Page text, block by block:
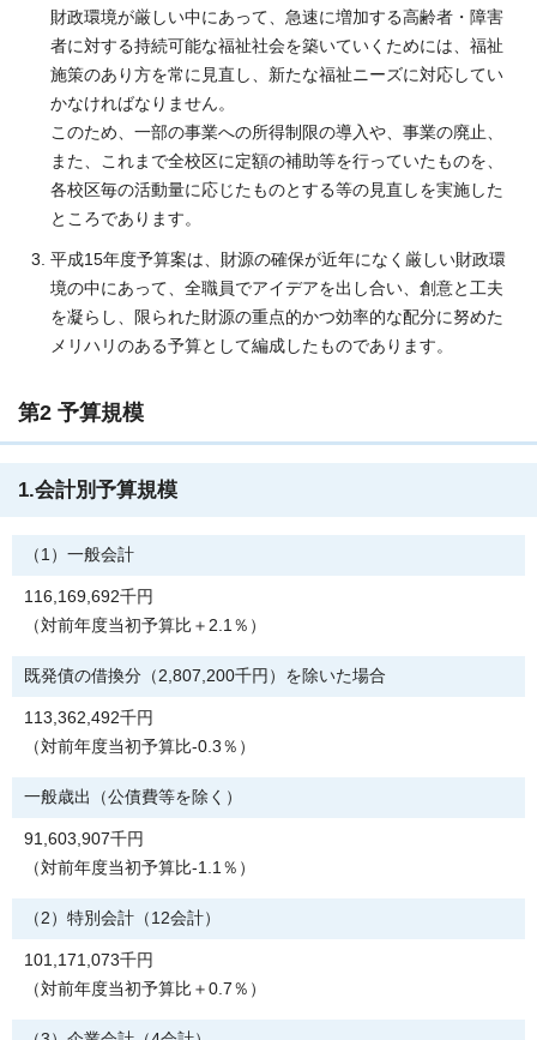
財政環境が厳しい中にあって、急速に増加する高齢者・障害
者に対する持続可能な福祉社会を築いていくためには、福祉
施策のあり方を常に見直し、新たな福祉ニーズに対応してい
かなければなりません。
このため、一部の事業への所得制限の導入や、事業の廃止、
また、これまで全校区に定額の補助等を行っていたものを、
各校区毎の活動量に応じたものとする等の見直しを実施した
ところであります。
平成15年度予算案は、財源の確保が近年になく厳しい財政環
境の中にあって、全職員でアイデアを出し合い、創意と工夫
を凝らし、限られた財源の重点的かつ効率的な配分に努めた
メリハリのある予算として編成したものであります。
第2 予算規模
1.会計別予算規模
（1）一般会計
116,169,692千円
（対前年度当初予算比＋2.1％）
既発債の借換分（2,807,200千円）を除いた場合
113,362,492千円
（対前年度当初予算比-0.3％）
一般歳出（公債費等を除く）
91,603,907千円
（対前年度当初予算比-1.1％）
（2）特別会計（12会計）
101,171,073千円
（対前年度当初予算比＋0.7％）